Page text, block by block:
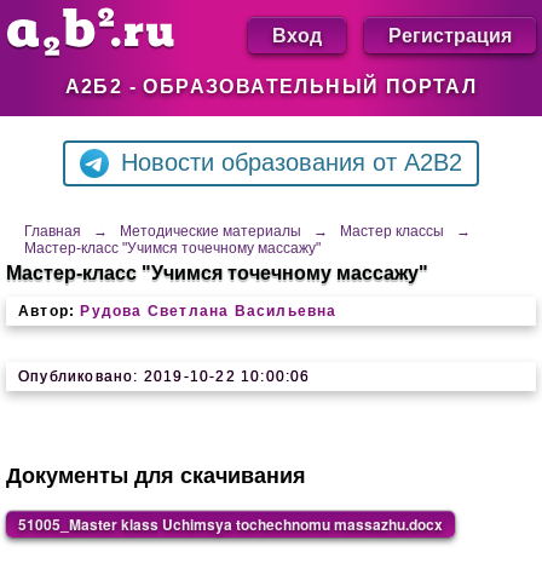
А2Б2 - ОБРАЗОВАТЕЛЬНЫЙ ПОРТАЛ
Вход Регистрация
Новости образования от A2B2
Главная → Методические материалы → Мастер классы
→
Мастер-класс "Учимся точечному массажу"
Мастер-класс "Учимся точечному массажу"
Автор: Рудова Светлана Васильевна
Опубликовано: 2019-10-22 10:00:06
Документы для скачивания
51005_Master klass Uchimsya tochechnomu massazhu.docx